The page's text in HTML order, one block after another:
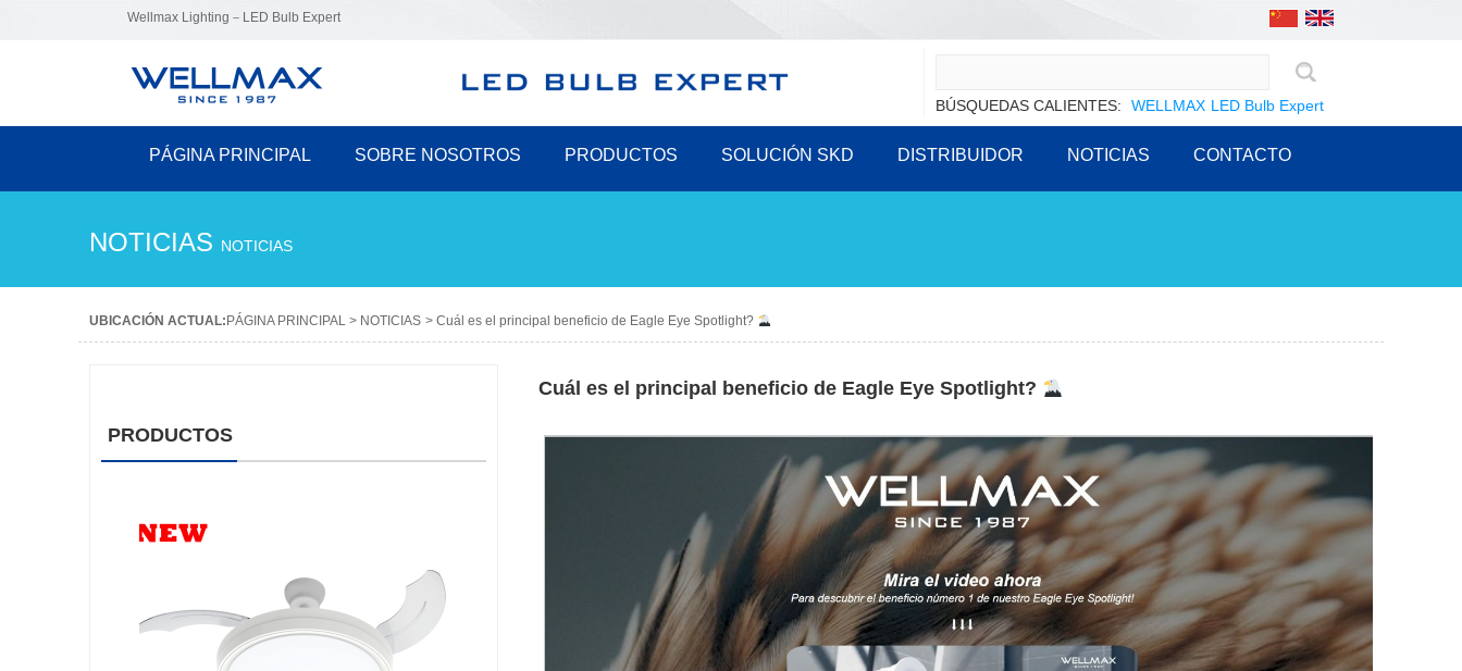
Wellmax Lighting－LED Bulb Expert
BÚSQUEDAS CALIENTES: WELLMAX LED Bulb Expert
PÁGINA PRINCIPAL SOBRE NOSOTROS PRODUCTOS SOLUCIÓN SKD DISTRIBUIDOR NOTICIAS CONTACTO
NOTICIAS NOTICIAS
UBICACIÓN ACTUAL: PÁGINA PRINCIPAL > NOTICIAS > Cuál es el principal beneficio de Eagle Eye Spotlight?
PRODUCTOS
Cuál es el principal beneficio de Eagle Eye Spotlight?